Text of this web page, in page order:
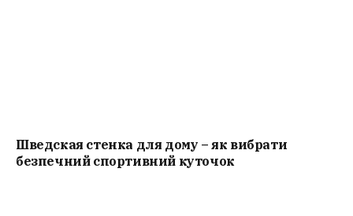
Шведская стенка для дому – як вибрати
безпечний спортивний куточок